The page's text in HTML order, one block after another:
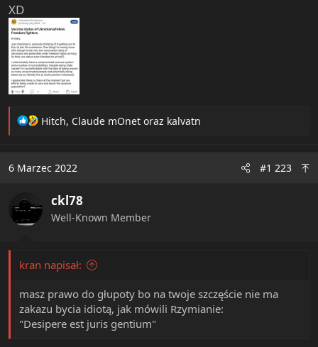
XD
R
t
n
Hitch, Claude mOnet oraz kalvatn
6 Marzec 2022 #1 223
ckl78
Well-Known Member
kran napisał:
masz prawo do głupoty bo na twoje szczęście nie ma
zakazu bycia idiotą, jak mówili Rzymianie:
"Desipere est juris gentium"